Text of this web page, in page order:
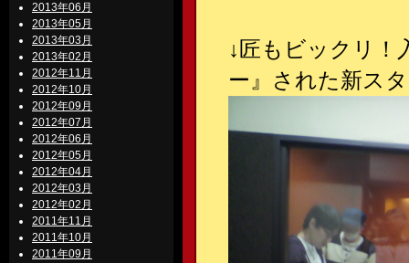
2013年06月
2013年05月
2013年03月
2013年02月
2012年11月
2012年10月
2012年09月
2012年07月
2012年06月
2012年05月
2012年04月
2012年03月
2012年02月
2011年11月
2011年10月
2011年09月
↓ 匠もビックリ！
ー』された新ス